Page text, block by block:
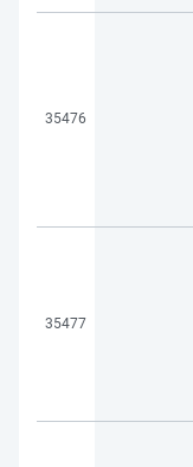
35476
35477